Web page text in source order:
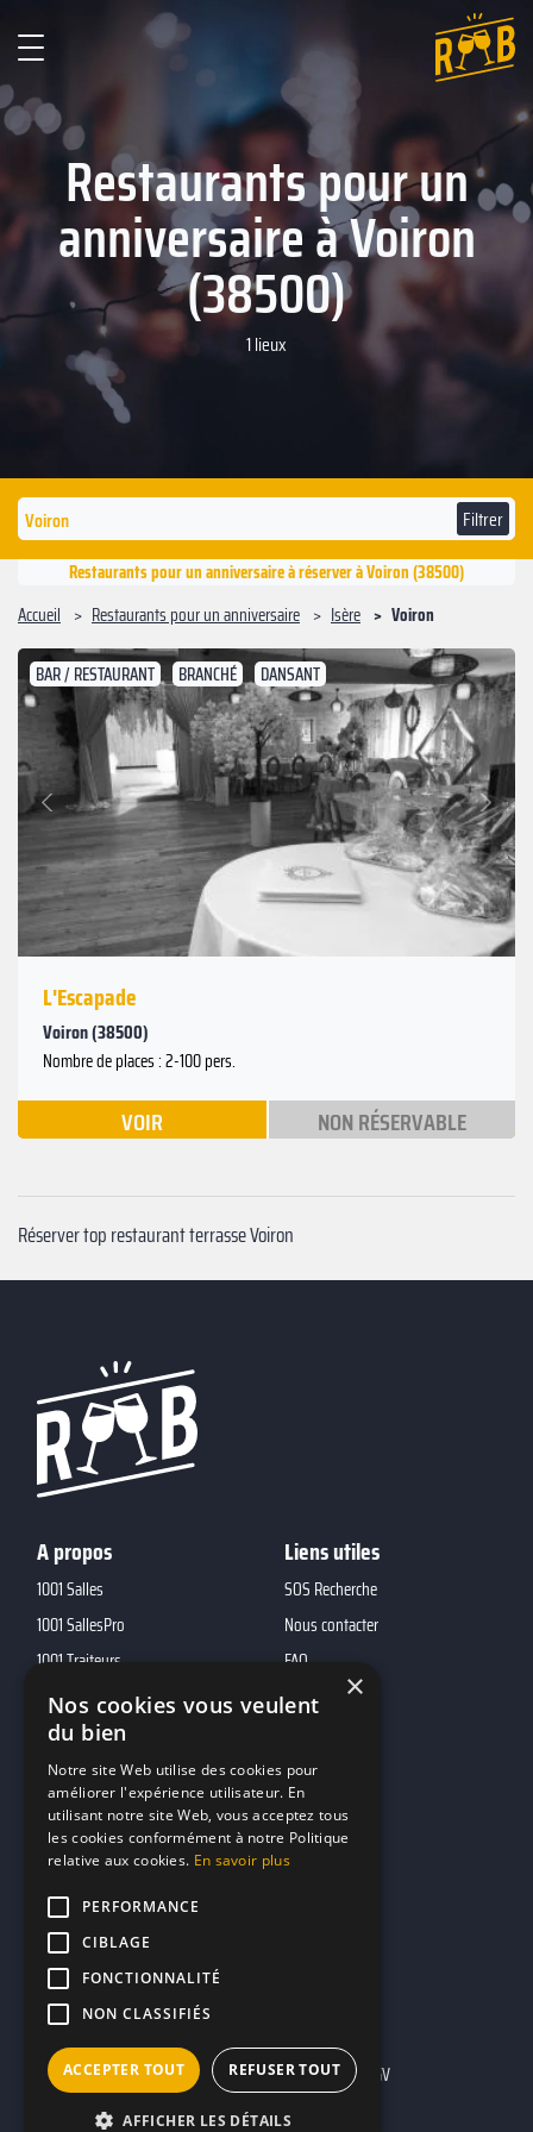
Restaurants pour un
anniversaire à Voiron
(38500)
1 lieux
Filtrer
Restaurants pour un anniversaire à réserver à Voiron (38500)
Accueil
Restaurants pour un anniversaire Isère Voiron
BAR / RESTAURANT BRANCHÉ DANSANT
Précédent
Suivant
L'Escapade
Voiron (38500)
Nombre de places : 2-100 pers.
VOIR NON RÉSERVABLE
Réserver top restaurant terrasse Voiron
A propos
1001 Salles
1001 SallesPro
1001 Traiteurs
1001 DJ
10h01
MP2
Liens utiles
SOS Recherche
Nous contacter
FAQ
Contacts
marketing@reserverunbar.fr
11 rue Maurice Grandcoing
94200 Ivry-sur-Seine
Mentions légales CGU CGV
×
Nos cookies vous veulent
du bien
Notre site Web utilise des cookies pour
améliorer l'expérience utilisateur. En
utilisant notre site Web, vous acceptez tous
les cookies conformément à notre Politique
relative aux cookies. En savoir plus
PERFORMANCE
CIBLAGE
FONCTIONNALITÉ
NON CLASSIFIÉS
ACCEPTER TOUT REFUSER TOUT
AFFICHER LES DÉTAILS